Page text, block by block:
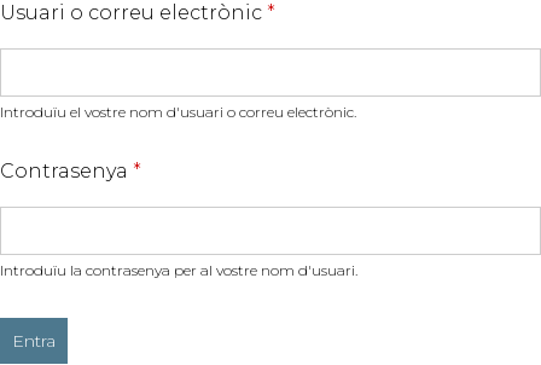
Usuari o correu electrònic *
Introduïu el vostre nom d'usuari o correu electrònic.
Contrasenya *
Introduïu la contrasenya per al vostre nom d'usuari.